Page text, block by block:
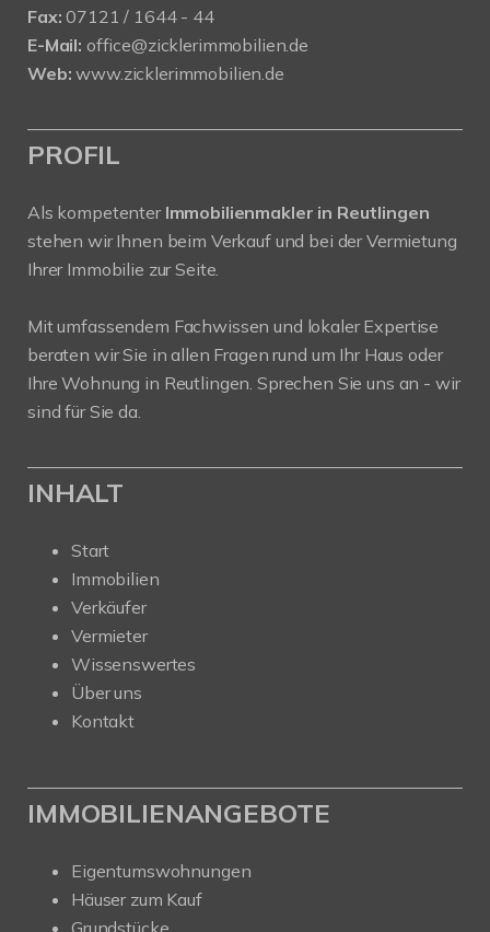
Fax: 07121 / 1644 - 44
E-Mail: office@zicklerimmobilien.de
Web: www.zicklerimmobilien.de
PROFIL
Als kompetenter Immobilienmakler in Reutlingen
stehen wir Ihnen beim Verkauf und bei der Vermietung
Ihrer Immobilie zur Seite.
Mit umfassendem Fachwissen und lokaler Expertise
beraten wir Sie in allen Fragen rund um Ihr Haus oder
Ihre Wohnung in Reutlingen. Sprechen Sie uns an - wir
sind für Sie da.
INHALT
Start
Immobilien
Verkäufer
Vermieter
Wissenswertes
Über uns
Kontakt
IMMOBILIENANGEBOTE
Eigentumswohnungen
Häuser zum Kauf
Grundstücke